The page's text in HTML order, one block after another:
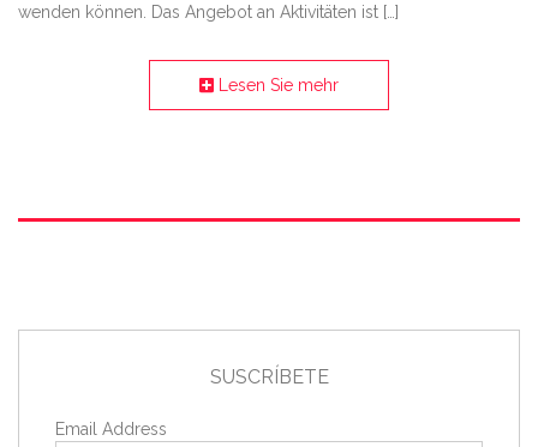
wenden können. Das Angebot an Aktivitäten ist […]
Lesen Sie mehr
SUSCRÍBETE
Email Address